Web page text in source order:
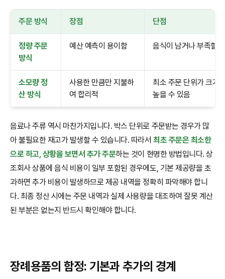
주문 방식 장점 단점
정량 주문
방식
예산 예측이 용이함 음식이 남거나 부족할
소모량 정
산 방식
사용한 만큼만 지불하
여 합리적
최소 주문 단위가 크거
높을 수 있음
음료나 주류 역시 마찬가지입니다. 박스 단위로 주문받는 경우가 많
아 불필요한 재고가 발생할 수 있습니다. 따라서최초 주문은 최소한
으로 하고, 상황을 보면서 추가 주문하는 것이 현명한 방법입니다. 상
조회사 상품에 음식 비용이 일부 포함된 경우에도, 기본 제공량을 초
과하면 추가 비용이 발생하므로 제공 내역을 정확히 파악해야 합니
다. 최종 정산 시에는 주문 내역과 실제 사용량을 대조하여 잘못 계산
된 부분은 없는지 반드시 확인해야 합니다.
장례용품의 함정: 기본과 추가의 경계